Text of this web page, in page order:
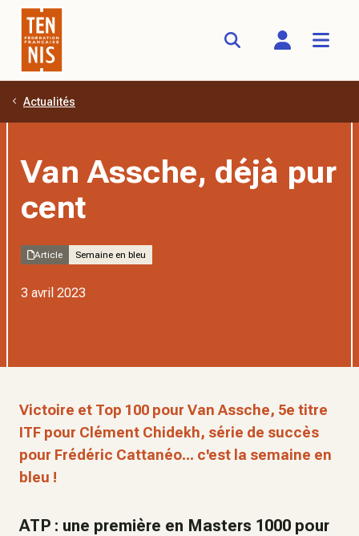
Aller au contenu principal
Actualités
Van Assche, déjà pur
cent
Article Semaine en bleu
3 avril 2023
Victoire et Top 100 pour Van Assche, 5e titre
ITF pour Clément Chidekh, série de succès
pour Frédéric Cattanéo... c'est la semaine en
bleu !
ATP : une première en Masters 1000 pour